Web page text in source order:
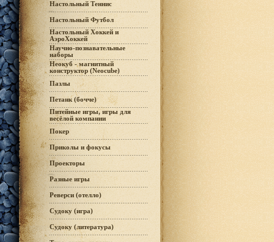
Настольный Теннис
Настольный Футбол
Настольный Хоккей и
АэроХоккей
Научно-познавательные
наборы
Неокуб - магнитный
конструктор (Neocube)
Пазлы
Петанк (бочче)
Питейные игры, игры для
весёлой компании
Покер
Приколы и фокусы
Проекторы
Разные игры
Реверси (отелло)
Судоку (игра)
Судоку (литература)